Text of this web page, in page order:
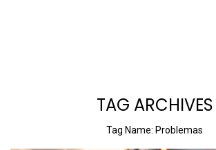
TAG ARCHIVES
Tag Name: Problemas